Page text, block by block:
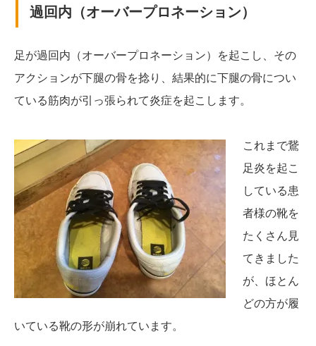
過回内（オーバープロネーション）
足が過回内（オーバープロネーション）を起こし、その
アクションが下腿の骨を捻り、結果的に下腿の骨につい
ている筋肉が引っ張られて炎症を起こします。
これまで鵞
足炎を起こ
している患
者様の靴を
たくさん見
てきました
が、ほとん
どの方が履
いている靴の形が崩れています。